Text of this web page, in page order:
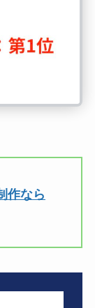
作なら